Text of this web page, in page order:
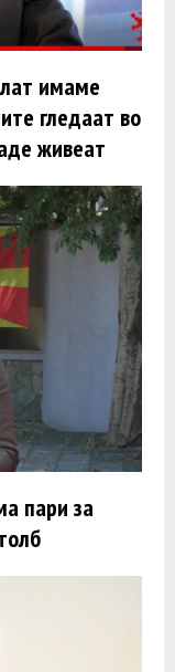
имаме
гледаат во
живеат
пари за